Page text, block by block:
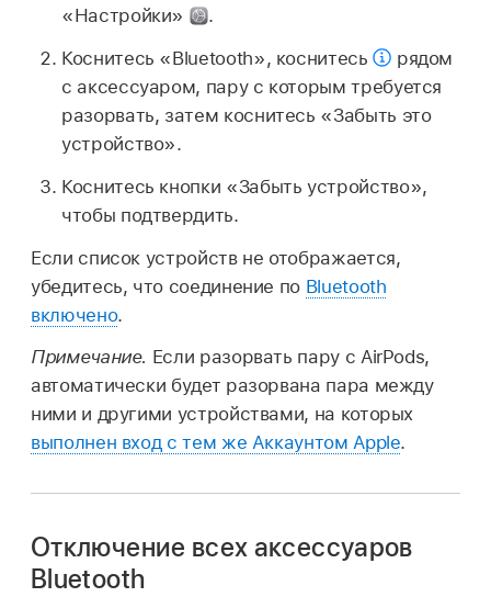
«Настройки»
.
Коснитесь «Bluetooth», коснитесь
рядом
с аксессуаром, пару с которым требуется
разорвать, затем коснитесь «Забыть это
устройство».
Коснитесь кнопки «Забыть устройство»,
чтобы подтвердить.
Если список устройств не отображается,
убедитесь, что соединение по Bluetooth
включено.
Примечание. Если разорвать пару с AirPods,
автоматически будет разорвана пара между
ними и другими устройствами, на которых
выполнен вход с тем же Аккаунтом Apple.
Отключение всех аксессуаров
Bluetooth